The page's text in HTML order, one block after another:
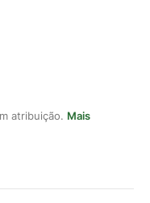
atribuição. Mais